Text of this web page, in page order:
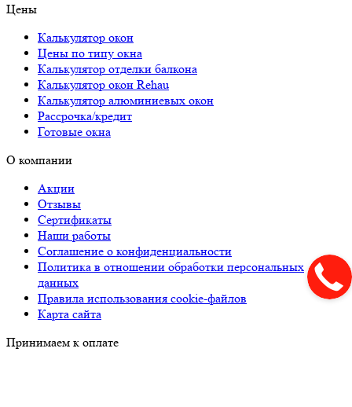
Цены
Калькулятор окон
Цены по типу окна
Калькулятор отделки балкона
Калькулятор окон Rehau
Калькулятор алюминиевых окон
Рассрочка/кредит
Готовые окна
О компании
Акции
Отзывы
Сертификаты
Наши работы
Соглашение о конфиденциальности
Политика в отношении обработки персональных
данных
Правила использования cookie-файлов
Карта сайта
Принимаем к оплате